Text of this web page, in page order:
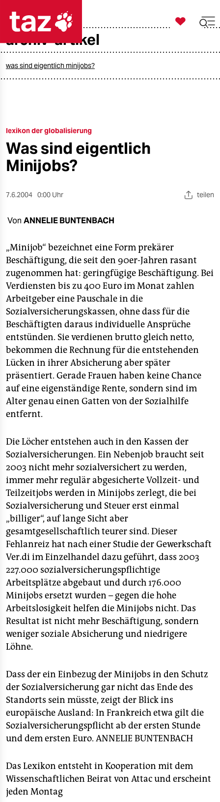
taz zahl ich
öko
gesellschaft
sport
berlin
nord
wahrheit
verlag
verlag
veranstaltungen
shop
fragen & hilfe
unterstützen
abo
epaper login

taz zahl ich
archiv-artikel
was sind eigentlich minijobs?
lexikon der globalisierung
Was sind eigentlich
Minijobs?
7.6.2004 0:00 Uhr teilen
Von ANNELIE BUNTENBACH
„Minijob“ bezeichnet eine Form prekärer
Beschäftigung, die seit den 90er-Jahren rasant
zugenommen hat: geringfügige Beschäftigung. Bei
Verdiensten bis zu 400 Euro im Monat zahlen
Arbeitgeber eine Pauschale in die
Sozialversicherungskassen, ohne dass für die
Beschäftigten daraus individuelle Ansprüche
entstünden. Sie verdienen brutto gleich netto,
bekommen die Rechnung für die entstehenden
Lücken in ihrer Absicherung aber später
präsentiert. Gerade Frauen haben keine Chance
auf eine eigenständige Rente, sondern sind im
Alter genau einen Gatten von der Sozialhilfe
entfernt.
Die Löcher entstehen auch in den Kassen der
Sozialversicherungen. Ein Nebenjob braucht seit
2003 nicht mehr sozialversichert zu werden,
immer mehr regulär abgesicherte Vollzeit- und
Teilzeitjobs werden in Minijobs zerlegt, die bei
Sozialversicherung und Steuer erst einmal
„billiger“, auf lange Sicht aber
gesamtgesellschaftlich teurer sind. Dieser
Fehlanreiz hat nach einer Studie der Gewerkschaft
Ver.di im Einzelhandel dazu geführt, dass 2003
227.000 sozialversicherungspflichtige
Arbeitsplätze abgebaut und durch 176.000
Minijobs ersetzt wurden – gegen die hohe
Arbeitslosigkeit helfen die Minijobs nicht. Das
Resultat ist nicht mehr Beschäftigung, sondern
weniger soziale Absicherung und niedrigere
Löhne.
Dass der ein Einbezug der Minijobs in den Schutz
der Sozialversicherung gar nicht das Ende des
Standorts sein müsste, zeigt der Blick ins
europäische Ausland: In Frankreich etwa gilt die
Sozialversicherungspflicht ab der ersten Stunde
und dem ersten Euro. ANNELIE BUNTENBACH
Das Lexikon entsteht in Kooperation mit dem
Wissenschaftlichen Beirat von Attac und erscheint
jeden Montag